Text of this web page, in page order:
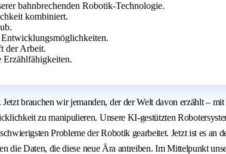
bahnbrechenden Robotik-Technologie.
kombiniert.
der Arbeit.
Erzählfähigkeiten.
brauchen wir jemanden, der der Welt davon erzählt –
zu manipulieren. Unsere KI-gestützten
Probleme der Robotik gearbeitet. Jetzt ist es
die Daten, die diese neue Ära antreiben. Im Mittelpunkt